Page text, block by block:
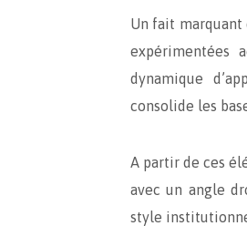
Un fait
expérimentées
dynamique
consolide les
A partir de ces
avec un angle
style